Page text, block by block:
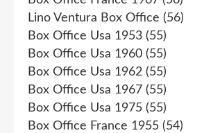
Lino Ventura Box Office (56)
Box Office Usa 1953 (55)
Box Office Usa 1960 (55)
Box Office Usa 1962 (55)
Box Office Usa 1967 (55)
Box Office Usa 1975 (55)
Box Office France 1955 (54)